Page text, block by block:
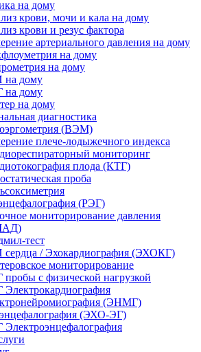
на дому
крови, мочи и кала на дому
крови и резус фактора
артериального давления на дому
на дому
на дому
на дому
на дому
на дому
диагностика
(ВЭМ)
плече-лодыжечного индекса
мониторинг
плода (КТГ)
проба
(РЭГ)
мониторирование давления
тест
сердца / Эхокардиография (ЭХОКГ)
мониторирование
с физической нагрузкой
(ЭНМГ)
(ЭХО-ЭГ)